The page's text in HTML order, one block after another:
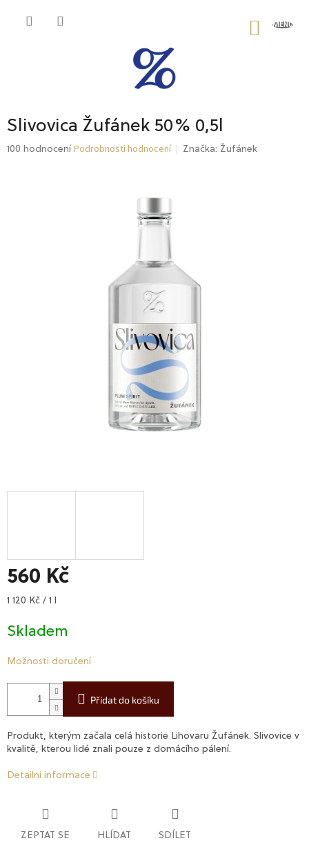
Slivovica Žufánek 50% 0,5l
Průměrné
100 hodnocení Podrobnosti hodnocení Značka: Žufánek
560 Kč
Měrná
1 120 Kč / 1 l
Skladem
Možnosti doručení
Přidat do košíku
Produkt, kterým začala celá historie Lihovaru Žufánek. Slivovice v
kvalitě, kterou lidé znali pouze z domácího pálení.
Detailní informace
ZEPTAT SE HLÍDAT SDÍLET